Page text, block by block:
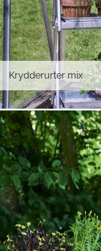
Krydderurter mix